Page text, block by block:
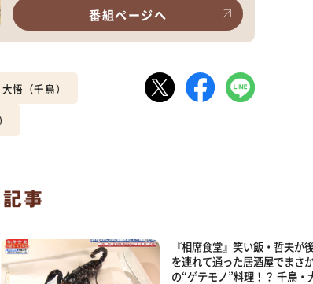
番組ページへ
大悟（千鳥）
『相席食堂』笑い飯・哲夫が
を連れて通った居酒屋でまさ
の“ゲテモノ”料理！？ 千鳥・